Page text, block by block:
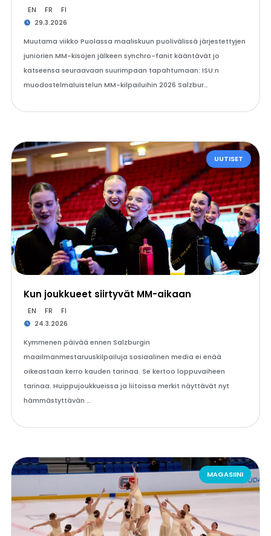
EN FR FI
29.3.2026
Muutama viikko Puolassa maaliskuun puolivälissä järjestettyjen
juniorien MM-kisojen jälkeen synchro-fanit kääntävät jo
katseensa seuraavaan suurimpaan tapahtumaan: ISU:n
muodostelmaluistelun MM-kilpailuihin 2026 Salzbur…
UUTISET
Kun joukkueet siirtyvät MM-aikaan
EN FR FI
24.3.2026
Kymmenen päivää ennen Salzburgin
maailmanmestaruuskilpailuja sosiaalinen media ei enää
oikeastaan kerro kauden tarinaa. Se kertoo loppuvaiheen
tarinaa. Huippujoukkueissa ja liitoissa merkit näyttävät nyt
hämmästyttävän …
MAGASIINI